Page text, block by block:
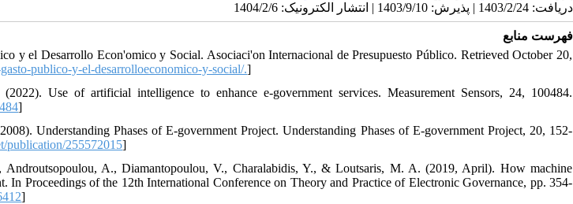
دریافت: 1403/2/24 | پذیرش: 1403/9/10 | انتشار الکترونیک: 1404/2/6
فهرست منابع
y el Desarrollo Econ'omico y Social. Asociaci'on Internacional de Presupuesto Público. Retrieved October 20,
publico-y-el-desarrolloeconomico-y-social/.]
Use of artificial intelligence to enhance e-government services. Measurement Sensors, 24, 100484.
]
Understanding Phases of E-government Project. Understanding Phases of E-government Project, 20, 152-
publication/255572015]
Androutsopoulou, A., Diamantopoulou, V., Charalabidis, Y., & Loutsaris, M. A. (2019, April). How machine
In Proceedings of the 12th International Conference on Theory and Practice of Electronic Governance, pp. 354-
]